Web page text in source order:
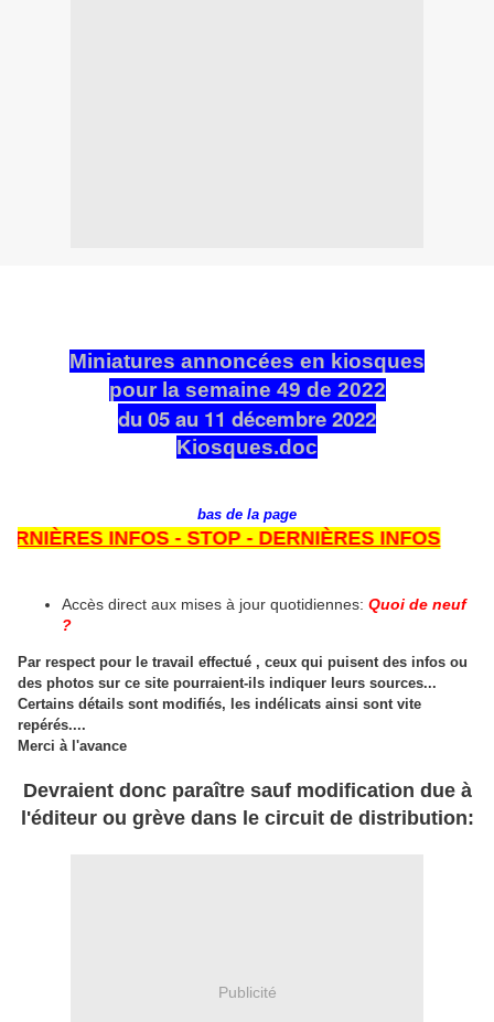
Miniatures annoncées en kiosques
pour la semaine 49 de 2022
du 05 au 11 décembre 2022
Kiosques.doc
bas de la page
INFOS - STOP - DERNIÈRES INFOS
Accès direct aux mises à jour quotidiennes: Quoi de neuf
?
Par respect pour le travail effectué , ceux qui puisent des infos ou
des photos sur ce site pourraient-ils indiquer leurs sources...
Certains détails sont modifiés, les indélicats ainsi sont vite
repérés....
Merci à l'avance
Devraient donc paraître sauf modification due à
l'éditeur ou grève dans le circuit de distribution:
Publicité